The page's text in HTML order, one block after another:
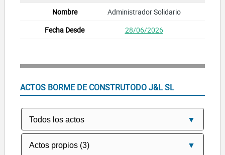
Administrador Solidario
28/06/2026
ACTOS BORME DE CONSTRUTODO J&L SL